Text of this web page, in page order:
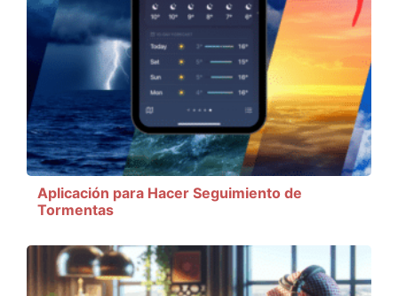
Aplicación para Hacer Seguimiento de
Tormentas